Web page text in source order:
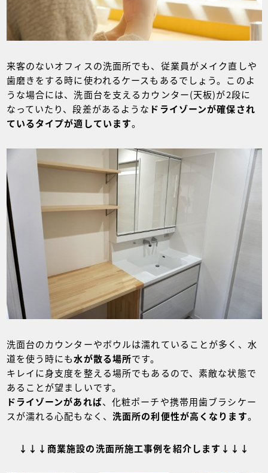
来客のないオフィスの洗面所でも、従業員がメイク直しや
歯磨きをする時に使われるケースもあるでしょう。このよ
うな場合には、洗面台を支えるカウンター(天板)が2段に
なっていたり、段差があるような ドライゾーンが確保され
ているタイプが適しています。
洗面台のカウンターやボウルは濡れていることが多く、水
道を使う時にも水が散る場所です。
キレイに身支度を整える場所でもあるので、素敵な状態で
あることが望ましいです。
ドライゾーンがあれば、化粧ポーチや携帯用歯ブラシケー
スが濡れる心配もなく、 洗面所の利便性が高くなります。
↓↓↓商業施設の洗面所施工事例を紹介します↓↓↓